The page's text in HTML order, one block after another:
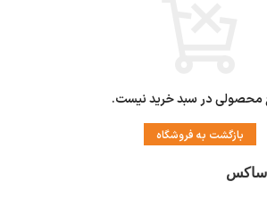
محصولی در سبد خرید نیست.
بازگشت به فروشگاه
ساکس